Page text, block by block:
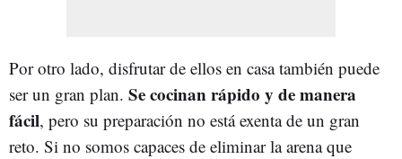
Por otro lado, disfrutar de ellos en casa también puede
ser un gran plan. Se cocinan rápido y de manera
fácil, pero su preparación no está exenta de un gran
reto. Si no somos capaces de eliminar la arena que